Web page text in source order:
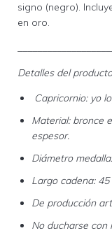
signo (negro).
en oro.
Detalles del
Capricornio: yo
Material: bronce
espesor.
Diámetro
Largo cadena: 45
De producción
No ducharse con